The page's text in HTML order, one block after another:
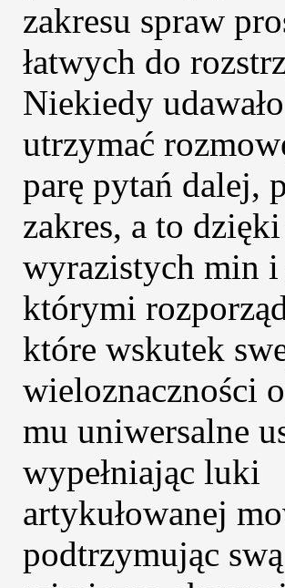
zakresu spraw
łatwych do
Niekiedy
utrzymać
parę pytań dalej,
zakres, a to
wyrazistych min i
którymi
które wskutek
wieloznaczności
mu uniwersalne
wypełniając luki
artykułowanej
podtrzymując